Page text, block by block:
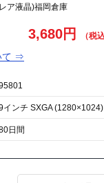
ア液晶)福岡倉庫
て ⇒
3,680円
インチ SXGA (1280×1024)
日間